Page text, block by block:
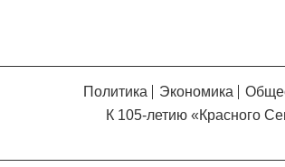
Политика Экономика
К 105-летию «Красного